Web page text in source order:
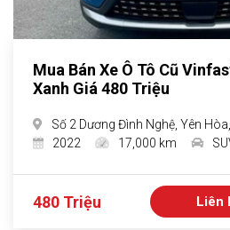
Mua Bán Xe Ô Tô Cũ
Xanh Giá 480 Triệu
Số 2 Dương Đình Nghệ, Yên
2022
17,000 km
480 Triệu Liên